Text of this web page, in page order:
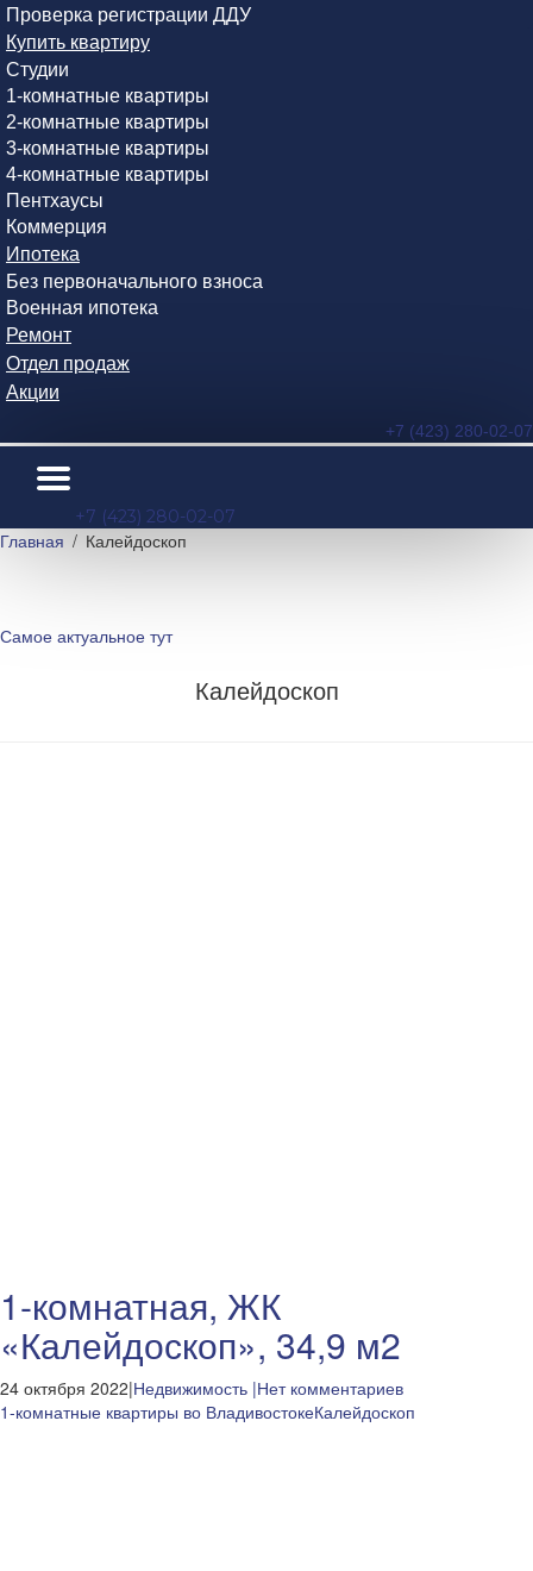
Проверка регистрации ДДУ
Купить квартиру
Студии
1-комнатные квартиры
2-комнатные квартиры
3-комнатные квартиры
4-комнатные квартиры
Пентхаусы
Коммерция
Ипотека
Без первоначального взноса
Военная ипотека
Ремонт
Отдел продаж
Акции
+7 (423) 280-02-07
+7 (423) 280-02-07
Главная Калейдоскоп
Самое актуальное тут
Калейдоскоп
1-комнатная, ЖК
«Калейдоскоп», 34,9 м2
24 октября 2022|Недвижимость |Нет комментариев
1-комнатные квартиры во ВладивостокеКалейдоскоп